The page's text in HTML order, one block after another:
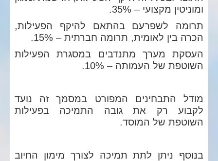
ומוניטין מקצועי – 35%.
תרומה לשפרעם בהתאם להיקף הפעילות,
הכרה בין לאומית, תרומה חברתית – 15%.
העסקת מערך מתנדבים במסגרת הפעילות
השוטפת של העמותה – 10%.
מודל התבחינים המפורט במסמך זה נועד
לקבוע רק את גובה התמיכה בפעילות
השוטפת של המוסד.
בנוסף ניתן לתת תמיכה לצורך מימון החיוב